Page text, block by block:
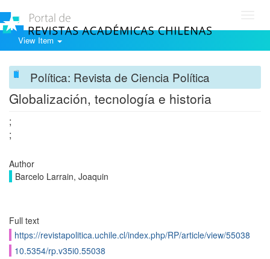
View Item
Política: Revista de Ciencia Política
Globalización, tecnología e historia
;
;
Author
Barcelo Larrain, Joaquin
Full text
https://revistapolitica.uchile.cl/index.php/RP/article/view/55038
10.5354/rp.v35i0.55038